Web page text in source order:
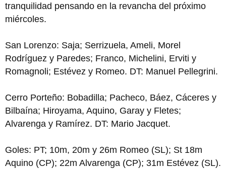
tranquilidad pensando en la revancha del próximo
miércoles.
San Lorenzo: Saja; Serrizuela, Ameli, Morel
Rodríguez y Paredes; Franco, Michelini, Erviti y
Romagnoli; Estévez y Romeo. DT: Manuel Pellegrini.
Cerro Porteño: Bobadilla; Pacheco, Báez, Cáceres y
Bilbaína; Hiroyama, Aquino, Garay y Fletes;
Alvarenga y Ramírez. DT: Mario Jacquet.
Goles: PT; 10m, 20m y 26m Romeo (SL); St 18m
Aquino (CP); 22m Alvarenga (CP); 31m Estévez (SL).